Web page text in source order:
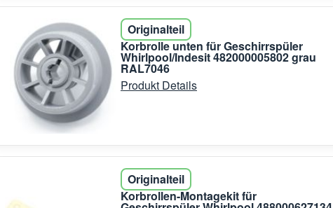
Originalteil
Korbrolle unten für Geschirrspüler
Whirlpool/Indesit 482000005802 grau
RAL7046
Produkt Details
Originalteil
Korbrollen-Montagekit für